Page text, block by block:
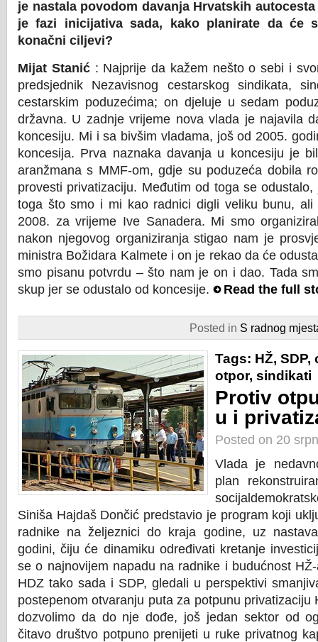
je nastala povodom davanja Hrvatskih
je fazi inicijativa sada, kako planirate da će
konačni ciljevi?
Mijat Stanić: Najprije da kažem nešto o sebi i
predsjednik Nezavisnog cestarskog sindikata,
cestarskim poduzećima; on djeluje u sedam
državna. U zadnje vrijeme nova vlada je najavila
koncesiju. Mi i sa bivšim vladama, još od 2005.
koncesija. Prva naznaka davanja u koncesiju je
aranžmana s MMF-om, gdje su poduzeća dobila
provesti privatizaciju. Međutim od toga se
toga što smo i mi kao radnici digli veliku bunu,
2008. za vrijeme Ive Sanadera. Mi smo
nakon njegovog organiziranja stigao nam je
ministra Božidara Kalmete i on je rekao da će
smo pisanu potvrdu – što nam je on i dao. Tada
skup jer se odustalo od koncesije.
Read the full
Posted in S radnog
Tags: HŽ, SDP,
otpor, sindikati
Protiv
u i
Posted on 20
Vlada je
plan
Siniša Hajdaš Dončić predstavio je program koji
radnike na željeznici do kraja godine, uz
godini, čiju će dinamiku određivati kretanje
se o najnovijem napadu na radnike i budućnost
HDZ tako sada i SDP, gledali u perspektivi
postepenom otvaranju puta za potpunu privatizaciju
dozvolimo da do nje dođe, još jedan sektor od
čitavo društvo potpuno prenijeti u ruke privatnog